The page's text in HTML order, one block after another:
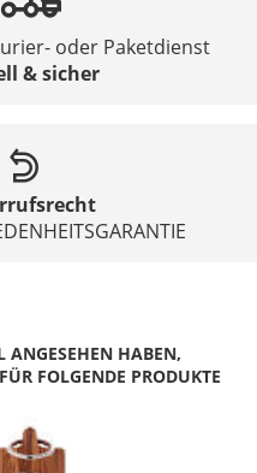
oder Paketdienst
& sicher
ANGESEHEN HABEN,
FOLGENDE PRODUKTE